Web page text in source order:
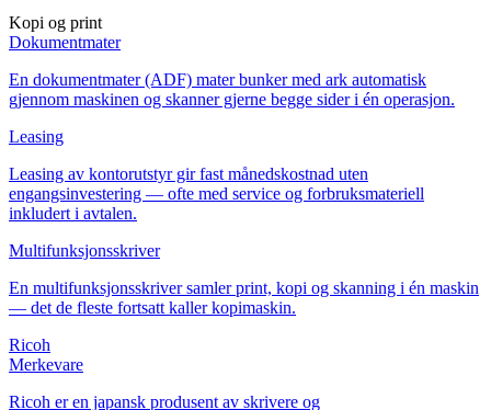
Kopi og print
Dokumentmater
En dokumentmater (ADF) mater bunker med ark automatisk
gjennom maskinen og skanner gjerne begge sider i én operasjon.
Leasing
Leasing av kontorutstyr gir fast månedskostnad uten
engangsinvestering — ofte med service og forbruksmateriell
inkludert i avtalen.
Multifunksjonsskriver
En multifunksjonsskriver samler print, kopi og skanning i én maskin
— det de fleste fortsatt kaller kopimaskin.
Ricoh
Merkevare
Ricoh er en japansk produsent av skrivere og